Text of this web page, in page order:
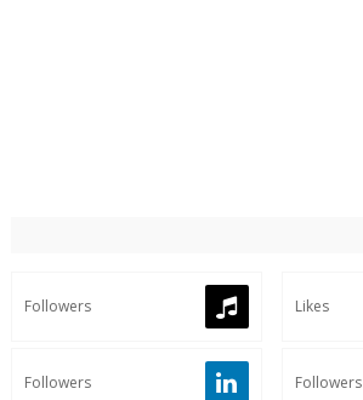
Likes
Followers
Followers
Followers